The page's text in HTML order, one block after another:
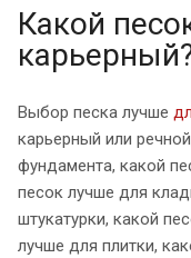
Какой
Выбор песка лучше
карьерный или
фундамента, какой
песок лучше для
штукатурки, какой
лучше для плитки,